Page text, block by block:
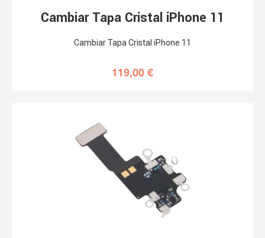
Cambiar Tapa Cristal iPhone 11
Cambiar Tapa Cristal iPhone 11
119,00€